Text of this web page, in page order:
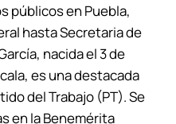
públicos en Puebla,
hasta Secretaria de
nacida el 3 de
es una destacada
del Trabajo (PT). Se
en la Benemérita